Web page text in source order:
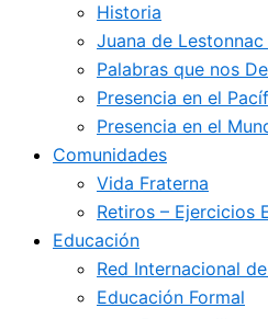
Historia
Juana de Lestonnac
Palabras que nos
Presencia en el
Presencia en el
Comunidades
Vida Fraterna
Retiros – Ejercicios
Educación
Red Internacional
Educación Formal